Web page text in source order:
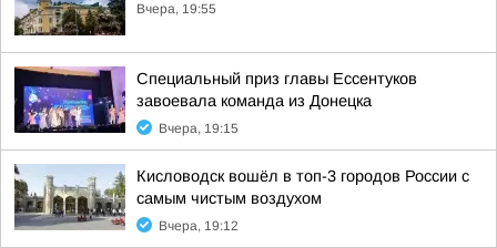
Вчера, 19:55
Специальный приз главы Ессентуков
завоевала команда из Донецка
Вчера, 19:15
Кисловодск вошёл в топ-3 городов России с
самым чистым воздухом
Вчера, 19:12